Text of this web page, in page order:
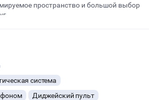
пространство и большой выбор
система
Диджейский пульт
ЛОФТ СЕЙЧАС НЕ АКТИВЕН